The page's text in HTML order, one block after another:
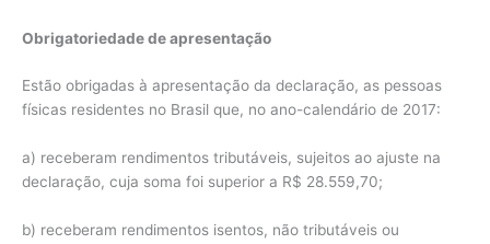
Obrigatoriedade de apresentação
Estão obrigadas à apresentação da declaração, as pessoas
físicas residentes no Brasil que, no ano-calendário de 2017:
a) receberam rendimentos tributáveis, sujeitos ao ajuste na
declaração, cuja soma foi superior a R$ 28.559,70;
b) receberam rendimentos isentos, não tributáveis ou